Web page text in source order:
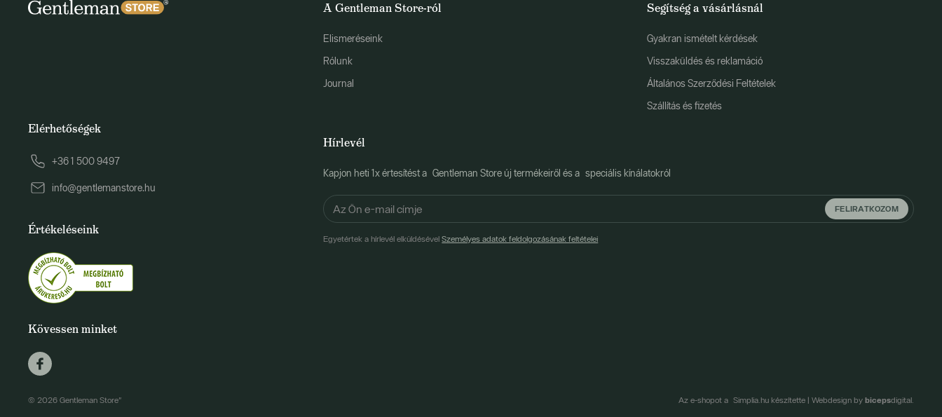
A Gentleman Store-ról
Elismeréseink
Rólunk
Journal
Segítség a vásárlásnál
Gyakran ismételt kérdések
Visszaküldés és reklamáció
Általános Szerződési Feltételek
Szállítás és fizetés
Hírlevél
Kapjon heti 1x értesítést a Gentleman Store új termékeiről és a speciális kínálatokról
FELIRATKOZOM
Egyetértek a hírlevél elküldésévelSzemélyes adatok feldolgozásának feltételei
Elérhetőségek
+36 1 500 9497
info@gentlemanstore.hu
Értékeléseink
Kövessen minket
© 2026 Gentleman Store" Az e-shopot a Simplia.hu készítette | Webdesign by bicepsdigital.